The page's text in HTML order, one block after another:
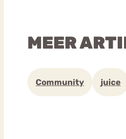
MEER
Community juice